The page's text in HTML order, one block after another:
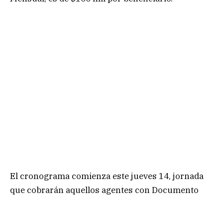
El cronograma comienza este jueves 14, jornada
que cobrarán aquellos agentes con Documento